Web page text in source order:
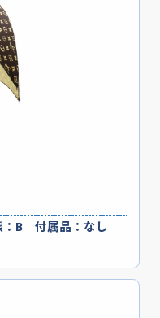
：B 付属品：なし